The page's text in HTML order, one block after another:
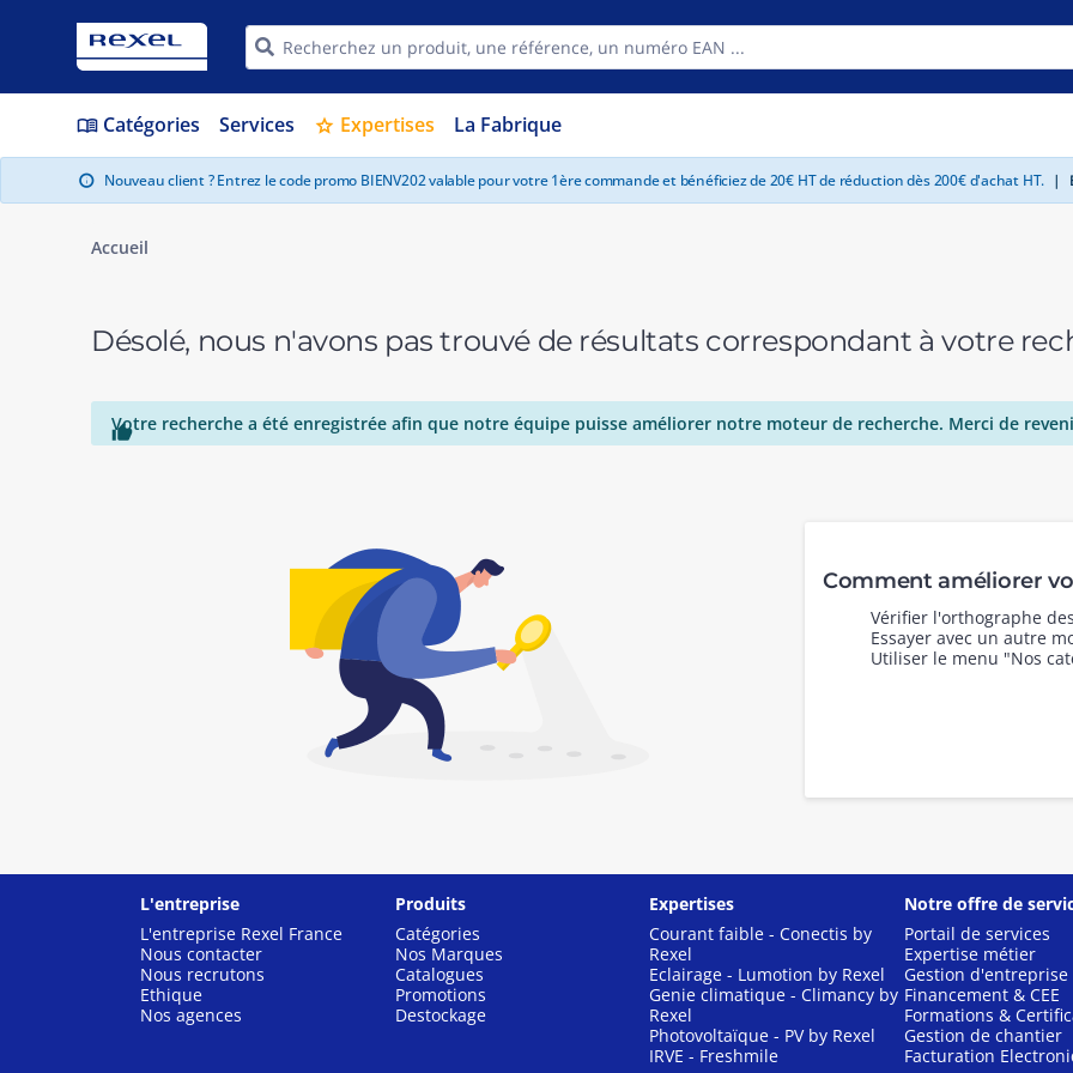
menu_book Catégories Services star Expertises La Fabrique
info Nouveau client ? Entrez le code promo BIENV202 valable pour votre 1ère commande et bénéficiez de 20€ HT de réduction dès 200€ d'achat HT. |
Accueil
Désolé, nous n'avons pas trouvé de résultats correspondant à votre

Votre recherche a été enregistrée afin que notre équipe puisse améliorer notre moteur de recherche. Merci de
Comment améliorer
Vérifier l'orthographe
Essayer avec un autre
Utiliser le menu "Nos
L'entreprise
L'entreprise Rexel France
Nous contacter
Nous recrutons
Ethique
Nos agences
Produits
Catégories
Nos Marques
Catalogues
Promotions
Destockage
Expertises
Courant faible - Conectis by
Rexel
Eclairage - Lumotion by Rexel
Genie climatique - Climancy by
Rexel
Photovoltaïque - PV by Rexel
IRVE - Freshmile
Notre offre de
Portail de services
Expertise métier
Gestion d'entreprise
Financement & CEE
Formations &
Gestion de chantier
Facturation